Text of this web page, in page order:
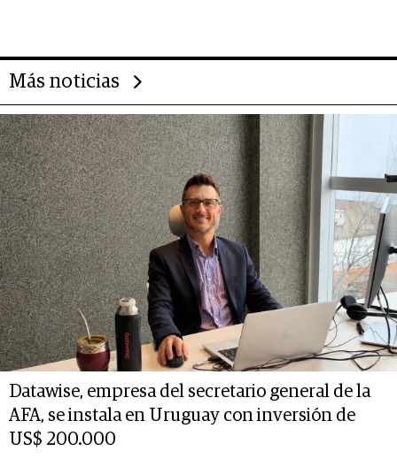
Más noticias
Datawise, empresa del secretario general de la
AFA, se instala en Uruguay con inversión de
US$ 200.000